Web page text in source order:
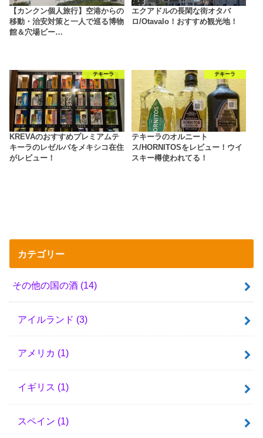
【カンクン個人旅行】空港からの
移動・治安対策と一人で巡る博物
館＆穴場ビー…
エクアドルの長閑な街オタバ
ロ/Otavalo！おすすめ観光地！
テキーラ
KREVAのおすすめプレミアムテ
キーラのレゼルバをメキシコ在住
がレビュー！
テキーラ
テキーラのオルニート
ス/HORNITOSをレビュー！ウイ
スキー樽使われてる！
カテゴリー
その他の国の酒 (14)
アイルランド (3)
アメリカ (1)
イギリス (1)
スペイン (1)